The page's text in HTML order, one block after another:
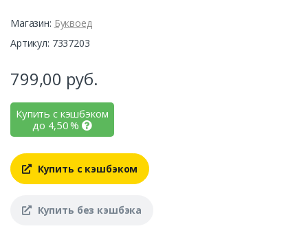
Магазин: Буквоед
Артикул: 7337203
799,00 руб.
Купить с кэшбэком
до 4,50%
Купить с кэшбэком
Купить без кэшбэка